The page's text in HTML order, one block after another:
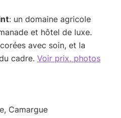
: un domaine agricole
et hôtel de luxe.
avec soin, et la
cadre. Voir prix, photos